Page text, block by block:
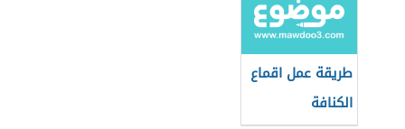
طريقة عمل اقماع
الكنافة